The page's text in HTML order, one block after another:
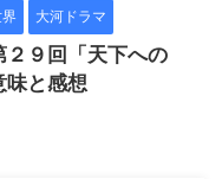
大河ドラマ
２９回「天下への
味と感想